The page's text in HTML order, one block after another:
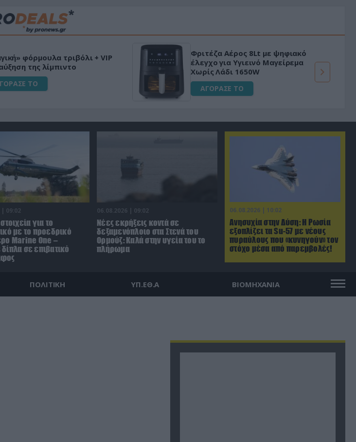
φόρμουλα τριβόλι + VIP
της λίμπιντο
ΤΟ
Φριτέζα Αέρος 8Lt με ψηφιακό
έλεγχο για Υγιεινό Μαγείρεμα
Χωρίς Λάδι 1650W
ΑΓΟΡΑΣΕ ΤΟ
06.08.2026 | 10:02
Ανησυχία στην Δύση: H Ρωσία
εξοπλίζει τα Su-57 με νέους
πυραύλους που «κυνηγούν» τον
στόχο μέσα από παρεμβολές!
| 09:02
για το
με το προεδρικό
Marine One –
σε επιβατικό
06.08.2026 | 09:02
Νέες εκρήξεις κοντά σε
δεξαμενόπλοιο στα Στενά του
Ορμούζ: Καλά στην υγεία του το
πλήρωμα
ΠΟΛΙΤΙΚΗ ΥΠ.ΕΘ.Α ΒΙΟΜΗΧΑΝΙΑ